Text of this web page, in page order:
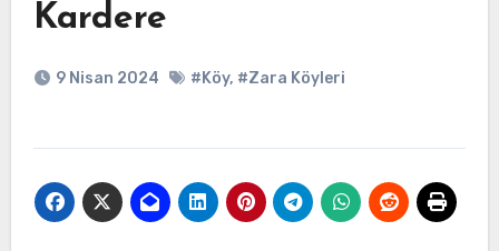
Kardere
9 Nisan 2024 #Köy, #Zara Köyleri